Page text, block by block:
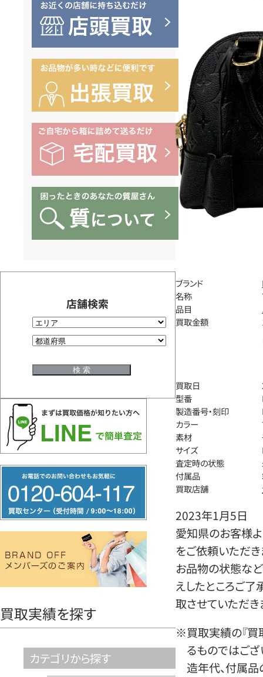
店舗検索
リ
ー
ヤ
買取実績を探す
カテゴリから探す
ブランド
名称
品目
買取金額
買取日
型番
製造番号・刻印
カラー
素材
サイズ
査定時の状態
付属品
買取店舗
2023年1月5日
愛知県のお客様よ
をご依頼いただき
お品物の状態など
えしたところご
取させていただき
※買取実績の『買
るものではござ
造年代、付属品